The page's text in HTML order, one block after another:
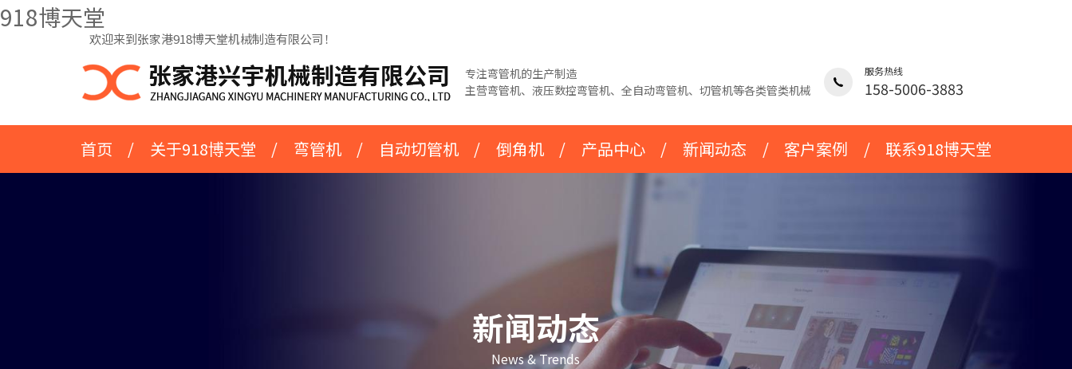
918博天堂
欢迎来到张家港918博天堂机械制造有限公司！
专注弯管机的生产制造
主营弯管机、液压数控弯管机、全自动弯管机、切管机等各类管类机械
服务热线
158-5006-3883
首页 / 关于918博天堂 / 弯管机 / 自动切管机 / 倒角机 / 产品中心 / 新闻动态 / 客户案例 / 联系918博天堂
新闻动态
News & Trends